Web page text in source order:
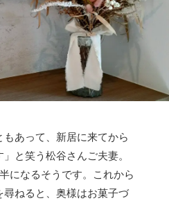
もあって、新居に来てから
と笑う松谷さんご夫妻。
になるそうです。これから
ねると、奥様はお菓子づ